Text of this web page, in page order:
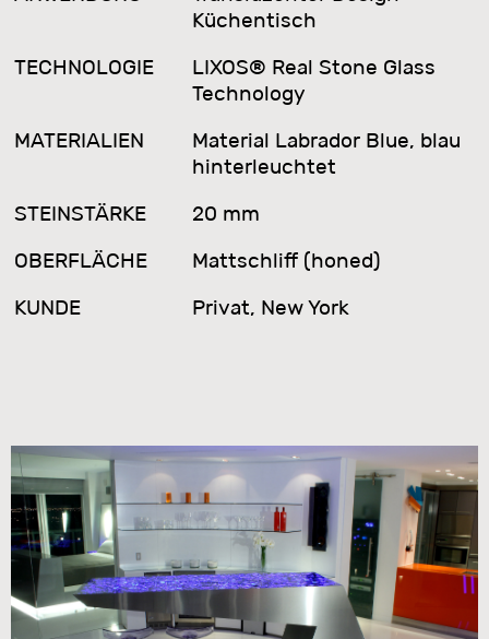
Küchentisch
TECHNOLOGIE
LIXOS® Real Stone Glass
Technology
MATERIALIEN
Material Labrador Blue, blau
hinterleuchtet
STEINSTÄRKE
20 mm
OBERFLÄCHE
Mattschliff (honed)
KUNDE
Privat, New York